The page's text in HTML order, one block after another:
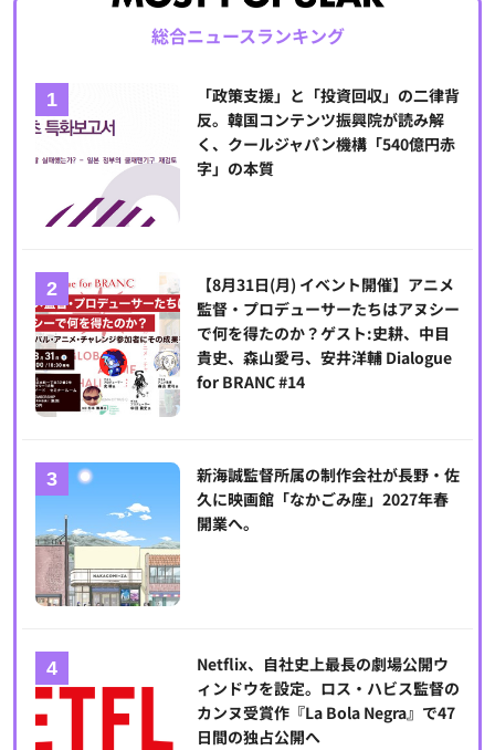
総合ニュースランキング
「政策支援」と「投資回収」の二律背
反。韓国コンテンツ振興院が読み解
く、クールジャパン機構「540億円赤
字」の本質
【8月31日(月) イベント開催】アニメ
監督・プロデューサーたちはアヌシー
で何を得たのか？ゲスト:史耕、中目
貴史、森山愛弓、安井洋輔 Dialogue
for BRANC #14
新海誠監督所属の制作会社が長野・佐
久に映画館「なかごみ座」2027年春
開業へ。
Netflix、自社史上最長の劇場公開ウ
ィンドウを設定。ロス・ハビス監督の
カンヌ受賞作『La Bola Negra』で47
日間の独占公開へ